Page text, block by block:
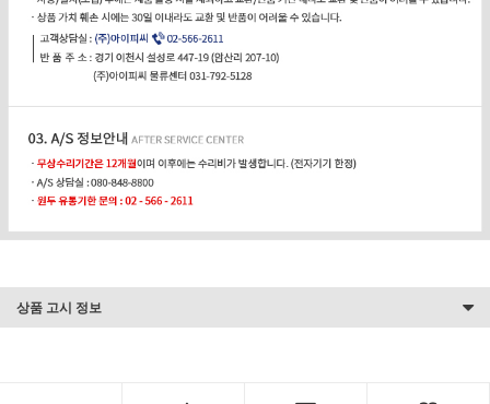
상품 고시 정보